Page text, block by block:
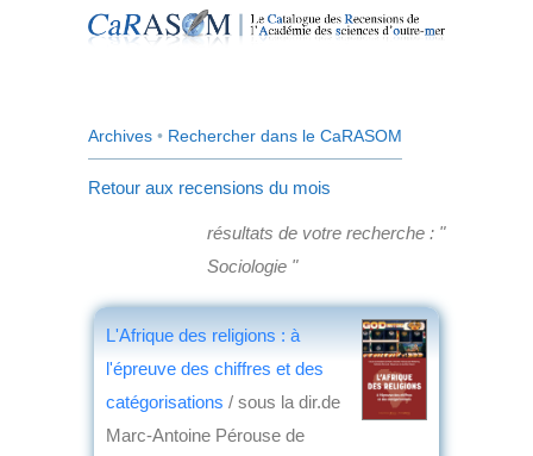
Archives • Rechercher dans le CaRASOM
Retour aux recensions du mois
résultats de votre recherche : "
Sociologie "
L'Afrique des religions : à
l'épreuve des chiffres et des
catégorisations / sous la dir.de
Marc-Antoine Pérouse de